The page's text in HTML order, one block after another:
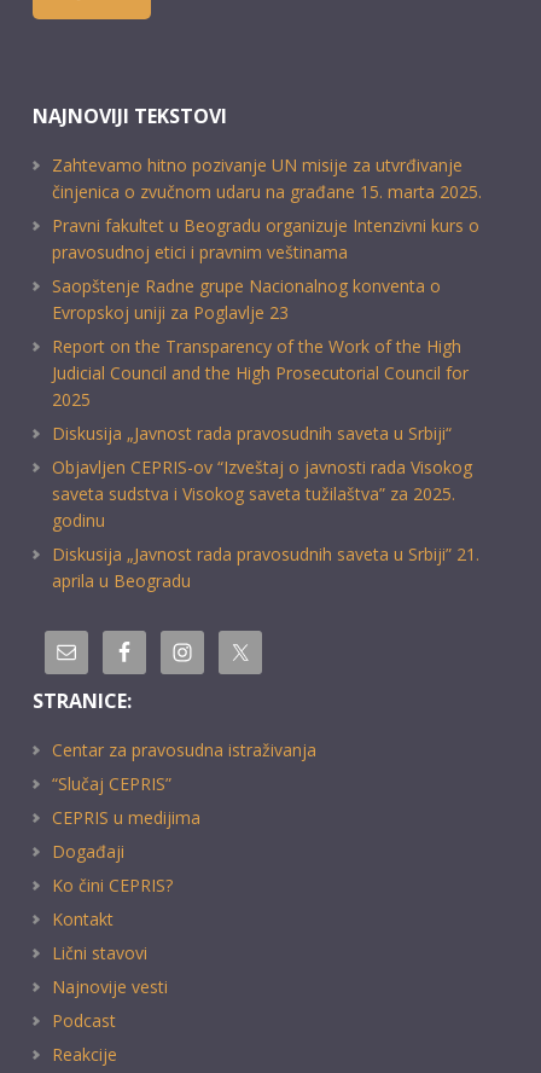
NAJNOVIJI TEKSTOVI
Zahtevamo hitno pozivanje UN misije za utvrđivanje
činjenica o zvučnom udaru na građane 15. marta 2025.
Pravni fakultet u Beogradu organizuje Intenzivni kurs o
pravosudnoj etici i pravnim veštinama
Saopštenje Radne grupe Nacionalnog konventa o
Evropskoj uniji za Poglavlje 23
Report on the Transparency of the Work of the High
Judicial Council and the High Prosecutorial Council for
2025
Diskusija „Javnost rada pravosudnih saveta u Srbiji“
Objavljen CEPRIS-ov “Izveštaj o javnosti rada Visokog
saveta sudstva i Visokog saveta tužilaštva” za 2025.
godinu
Diskusija „Javnost rada pravosudnih saveta u Srbiji” 21.
aprila u Beogradu
STRANICE:
Centar za pravosudna istraživanja
“Slučaj CEPRIS”
CEPRIS u medijima
Događaji
Ko čini CEPRIS?
Kontakt
Lični stavovi
Najnovije vesti
Podcast
Reakcije